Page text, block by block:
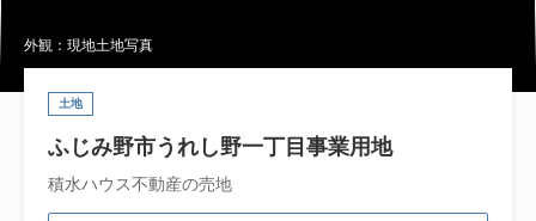
土地
ふじみ野市うれし野一丁目事業用地
積水ハウス不動産の売地
外観：現地土地写真